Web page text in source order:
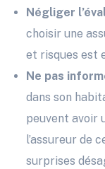
Négliger
choisir une
et risques est
Ne pas
dans son
peuvent avoir
l’assureur de
surprises